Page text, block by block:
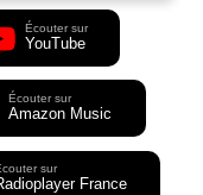
Écouter sur
YouTube
Écouter sur
Amazon Music
sur
France